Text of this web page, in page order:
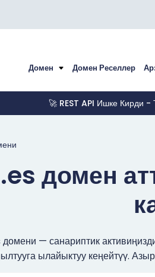
Домен Домен Реселлер
🚀 REST API Ишке Кирди -
.es домен
домени — санариптик
ылайыктуу кеңейтүү.